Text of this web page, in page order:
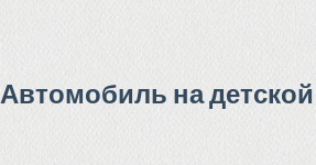
Автомобиль на